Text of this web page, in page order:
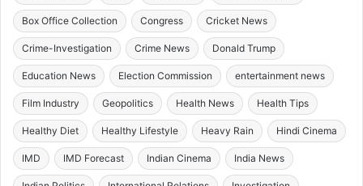
Box Office Collection Congress Cricket News
Crime-Investigation Crime News Donald Trump
Education News Election Commission entertainment news
Film Industry Geopolitics Health News Health Tips
Healthy Diet Healthy Lifestyle Heavy Rain Hindi Cinema
IMD IMD Forecast Indian Cinema India News